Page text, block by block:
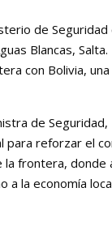
de
Blancas,
con Bolivia,
de
para reforzar el
frontera,
a la economía